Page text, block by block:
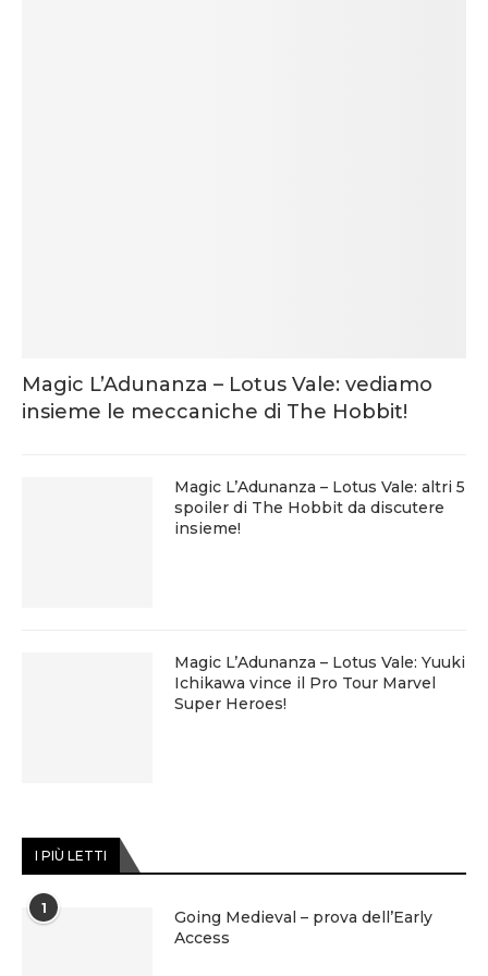
Magic L’Adunanza – Lotus Vale: vediamo
insieme le meccaniche di The Hobbit!
Magic L’Adunanza – Lotus Vale: altri 5
spoiler di The Hobbit da discutere
insieme!
Magic L’Adunanza – Lotus Vale: Yuuki
Ichikawa vince il Pro Tour Marvel
Super Heroes!
I PIÙ LETTI
1
Going Medieval – prova dell’Early
Access